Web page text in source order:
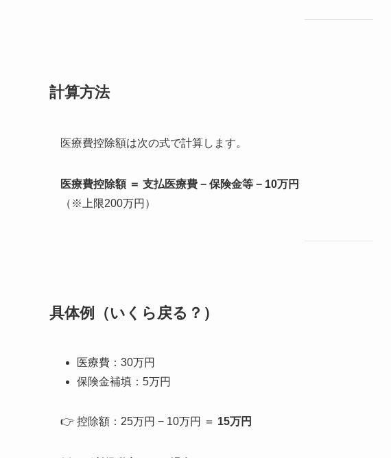
計算方法
医療費控除額は次の式で計算します。
医療費控除額 ＝ 支払医療費 − 保険金等 − 10万円
（※上限200万円）
具体例（いくら戻る？）
医療費：30万円
保険金補填：5万円
👉 控除額：25万円 − 10万円 ＝ 15万円